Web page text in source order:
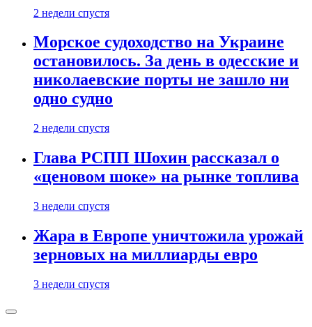
2 недели спустя
Морское судоходство на Украине
остановилось. За день в одесские и
николаевские порты не зашло ни
одно судно
2 недели спустя
Глава РСПП Шохин рассказал о
«ценовом шоке» на рынке топлива
3 недели спустя
Жара в Европе уничтожила урожай
зерновых на миллиарды евро
3 недели спустя